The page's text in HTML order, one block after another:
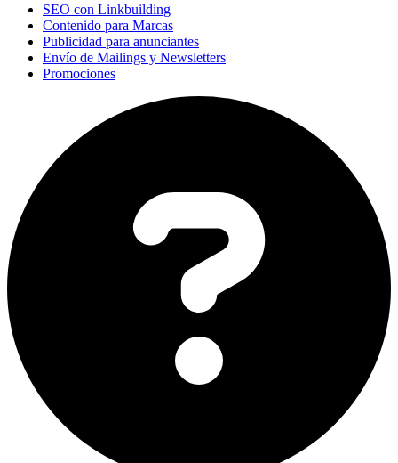
SEO con Linkbuilding
Contenido para Marcas
Publicidad para anunciantes
Envío de Mailings y Newsletters
Promociones